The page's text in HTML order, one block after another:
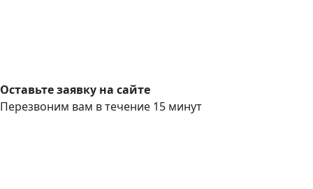
Оставьте заявку на сайте
Перезвоним вам в течение 15 минут